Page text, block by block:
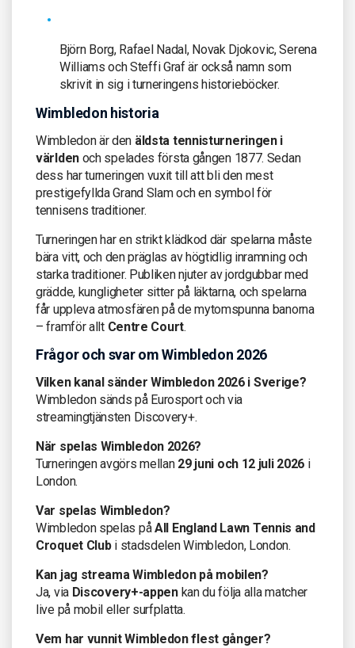
Björn Borg, Rafael Nadal, Novak Djokovic, Serena
Williams och Steffi Graf är också namn som
skrivit in sig i turneringens historieböcker.
Wimbledon historia
Wimbledon är den äldsta tennisturneringen i
världenoch spelades första gången 1877. Sedan
dess har turneringen vuxit till att bli den mest
prestigefyllda Grand Slam och en symbol för
tennisens traditioner.
Turneringen har en strikt klädkod där spelarna måste
bära vitt, och den präglas av högtidlig inramning och
starka traditioner. Publiken njuter av jordgubbar med
grädde, kungligheter sitter på läktarna, och spelarna
får uppleva atmosfären på de mytomspunna banorna
– framför allt Centre Court.
Frågor och svar om Wimbledon 2026
Vilken kanal sänder Wimbledon 2026 i Sverige?
Wimbledon sänds på Eurosport och via
streamingtjänsten Discovery+.
När spelas Wimbledon 2026?
Turneringen avgörs mellan 29 juni och 12 juli 2026 i
London.
Var spelas Wimbledon?
Wimbledon spelas påAll England Lawn Tennis and
Croquet Clubi stadsdelen Wimbledon, London.
Kan jag streama Wimbledon på mobilen?
Ja, via Discovery+-appenkan du följa alla matcher
live på mobil eller surfplatta.
Vem har vunnit Wimbledon flest gånger?